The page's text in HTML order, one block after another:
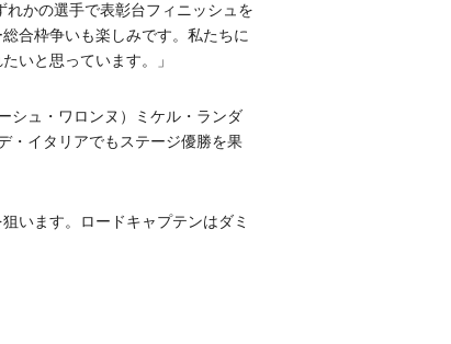
れかの選手で表彰台フィニッシュを
合枠争いも楽しみです。私たちに
いと思っています。」
シュ・ワロンヌ）ミケル・ランダ
・イタリアでもステージ優勝を果
います。ロードキャプテンはダミ